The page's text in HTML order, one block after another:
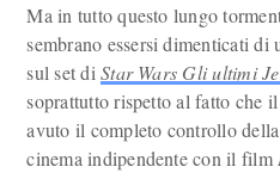
Ma in tutto questo lungo
sembrano essersi dimenticati
sul set diStar Wars Gli ultimi
soprattutto rispetto al fatto che
avuto il completo controllo
cinema indipendente con il film